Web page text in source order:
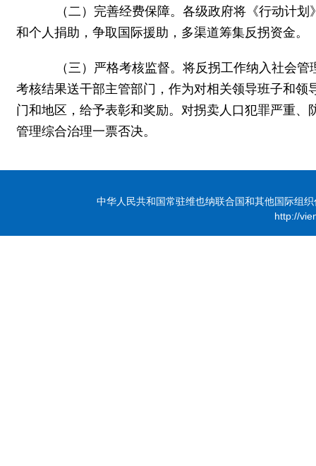
（二）完善经费保障。各级政府将《行动计划
和个人捐助，争取国际援助，多渠道筹集反拐资金。
（三）严格考核监督。将反拐工作纳入社会管
考核结果送干部主管部门，作为对相关领导班子和
门和地区，给予表彰和奖励。对拐卖人口犯罪严重
管理综合治理一票否决。
中华人民共和国常驻维也纳联合国和其他国际组
http://